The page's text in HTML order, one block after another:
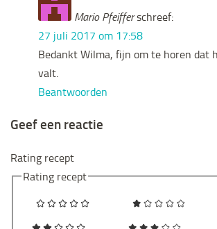
Mario Pfeiffer schreef:
27 juli 2017 om 17:58
Bedankt Wilma, fijn om te horen dat
valt.
Beantwoorden
Geef een reactie
Rating recept
Rating recept